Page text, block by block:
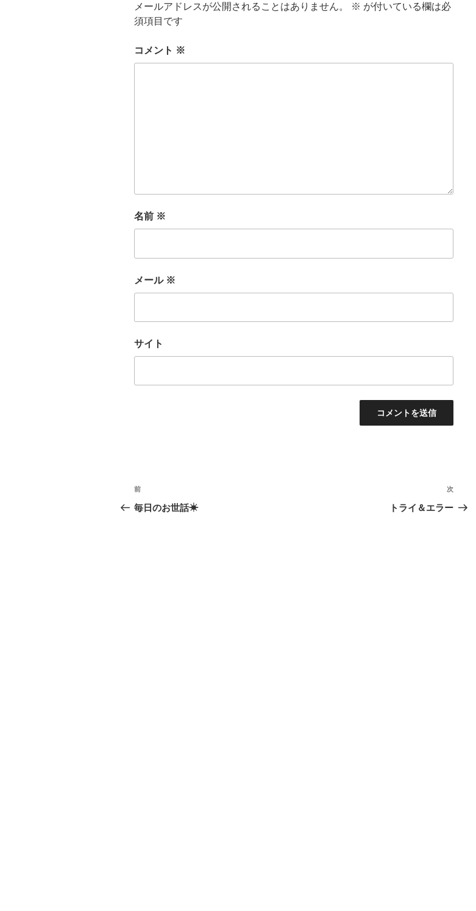
メールアドレスが公開されることはありません。 ※ が付いている欄は必
須項目です
コメント ※
名前 ※
メール ※
サイト
投
稿
前
の
前
毎日のお世話☀
次
の
次
トライ＆エラー